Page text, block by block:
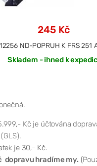
245 Kč
ND-POPRUH K FRS 251
Skladem - ihned k
Kč je účtována
je 30,- Kč.
dopravu hradíme my.